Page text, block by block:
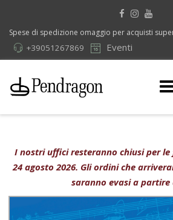
Spese di spedizione omaggio per acquisti
Eventi
+39051267869
I nostri uffici resteranno chiusi per le
24 agosto 2026. Gli ordini che
saranno evasi a partire